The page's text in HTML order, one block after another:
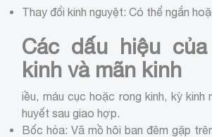
Thay đổi kinh nguyệt: Có thể ngắn
Các dấu hiệu
kinh và mãn kinh
iều, máu cục hoặc rong kinh, kỳ kinh
huyết sau giao hợp.
Bốc hỏa: Vã mồ hôi ban đêm gặp